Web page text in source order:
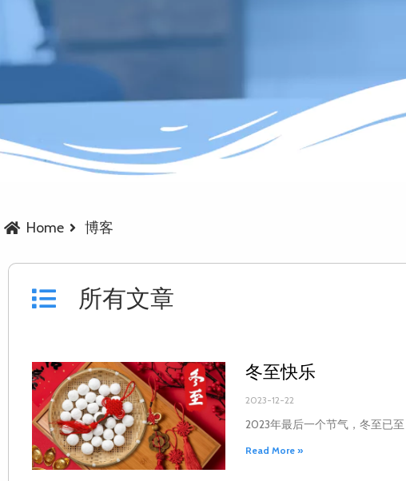
Home 博客
所有文章
冬至快乐
2023-12-22
2023年最后一个节气，冬至已
Read More »